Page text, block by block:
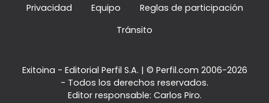
Privacidad
Equipo
Reglas de participación
Tránsito
Exitoina - Editorial Perfil S.A. | © Perfil.com 2006-2026
- Todos los derechos reservados.
Editor responsable: Carlos Piro.